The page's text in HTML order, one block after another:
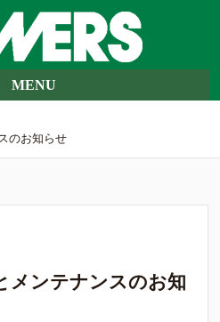
のお知らせ
メンテナンスのお知